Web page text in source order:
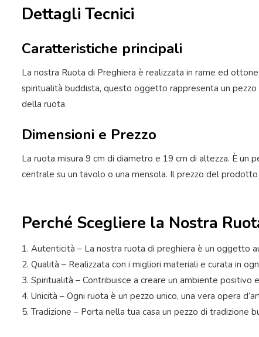
Dettagli Tecnici
Caratteristiche principali
La nostra Ruota di Preghiera è realizzata in rame ed
spiritualità buddista, questo oggetto rappresenta un
della ruota.
Dimensioni e Prezzo
La ruota misura 9 cm di diametro e 19 cm di altezza. È un
centrale su un tavolo o una mensola. Il prezzo del
Perché Scegliere la Nostra
1. Autenticità – La nostra ruota di preghiera è un oggetto
2. Qualità – Realizzata con i migliori materiali e curata in
3. Spiritualità – Contribuisce a creare un ambiente positivo
4. Unicità – Ogni ruota è un pezzo unico, una vera opera
5. Tradizione – Porta nella tua casa un pezzo di tradizione